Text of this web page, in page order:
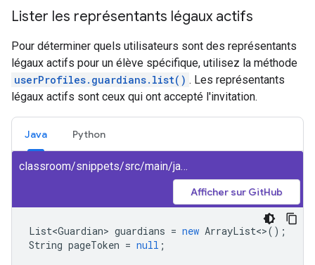
Lister les représentants légaux actifs
Pour déterminer quels utilisateurs sont des représentants
légaux actifs pour un élève spécifique, utilisez la méthode
userProfiles.guardians.list() . Les représentants
légaux actifs sont ceux qui ont accepté l'invitation.
Java Python
classroom/snippets/src/main/java/ListGuardians.java
Afficher sur GitHub
List<Guardian> guardians = new ArrayList<>();
String pageToken = null ;